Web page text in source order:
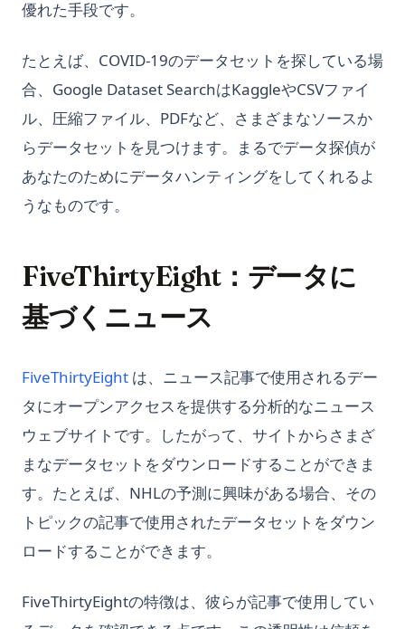
優れた手段です。
たとえば、COVID-19のデータセットを探している場
合、Google Dataset SearchはKaggleやCSVファイ
ル、圧縮ファイル、PDFなど、さまざまなソースか
らデータセットを見つけます。まるでデータ探偵が
あなたのためにデータハンティングをしてくれるよ
うなものです。
FiveThirtyEight：データに
基づくニュース
FiveThirtyEight(opens in a new tab)
は、ニュース記事で使用されるデー
タにオープンアクセスを提供する分析的なニュース
ウェブサイトです。したがって、サイトからさまざ
まなデータセットをダウンロードすることができま
す。たとえば、NHLの予測に興味がある場合、その
トピックの記事で使用されたデータセットをダウン
ロードすることができます。
FiveThirtyEightの特徴は、彼らが記事で使用してい